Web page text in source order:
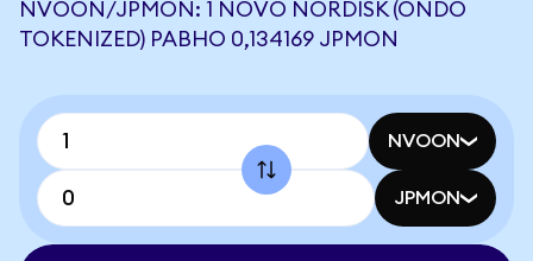
NVOON/JPMON: 1 NOVO NORDISK (ONDO
TOKENIZED) РАВНО 0,134169 JPMON
NVOON
JPMON